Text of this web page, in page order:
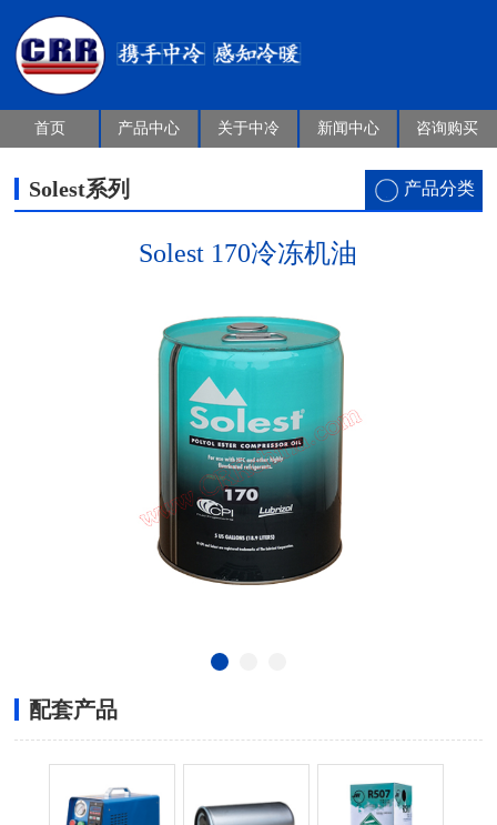
首页 产品中心 关于中冷 新闻中心 咨询购买
Solest系列 产品分类
Solest 170冷冻机油
配套产品